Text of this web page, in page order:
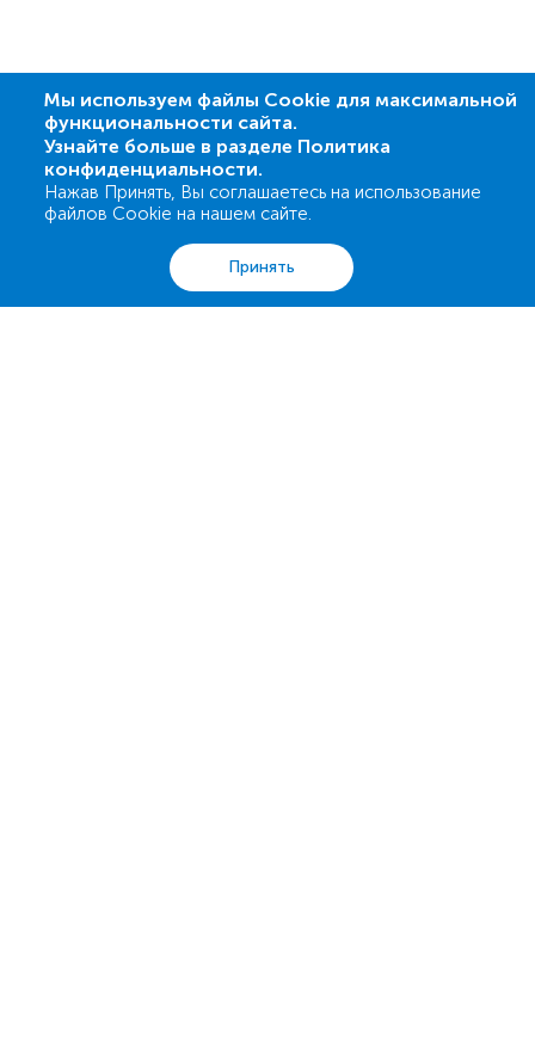
Мы используем файлы Cookie для максимальной
функциональности сайта.
Узнайте больше в разделе Политика
конфиденциальности.
Нажав Принять, Вы соглашаетесь на использование
файлов Cookie на нашем сайте.
Принять
Акции Корзина